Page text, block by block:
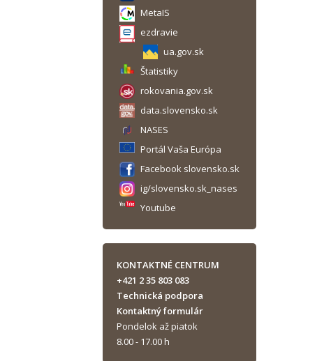
MetaIS
ezdravie
ua.gov.sk
Štatistiky
rokovania.gov.sk
data.slovensko.sk
NASES
Portál Vaša Európa
Facebook slovensko.sk
ig/slovensko.sk_nases
Youtube
KONTAKTNÉ CENTRUM
+421 2 35 803 083
Technická podpora
Kontaktný formulár
Pondelok až piatok
8.00 - 17.00 h